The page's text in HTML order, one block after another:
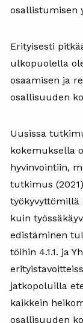
osallistumisen
Erityisesti
ulkopuolella
osaamisen ja
osallisuuden
Uusissa
kokemuksella
hyvinvointiin,
tutkimus
työkyvyttömillä
kuin
edistäminen
töihin 4.1.1. ja
jatkopoluilla
kaikkein
osallisuuden